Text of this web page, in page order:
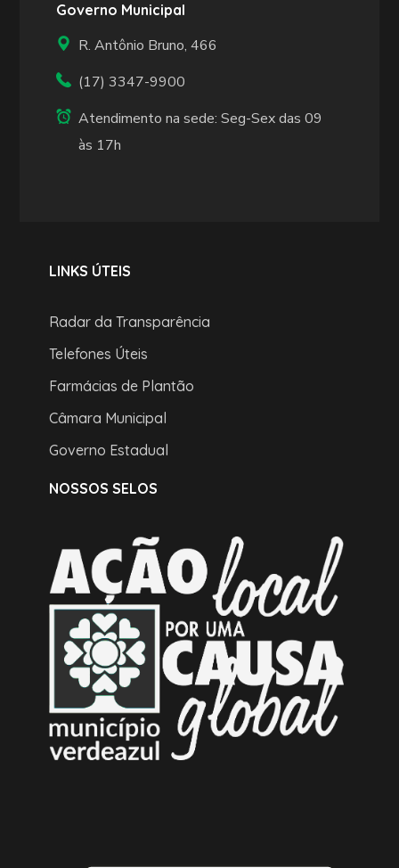
Governo Municipal
R. Antônio Bruno, 466
(17) 3347-9900
Atendimento na sede: Seg-Sex das 09
às 17h
LINKS ÚTEIS
Radar da Transparência
Telefones Úteis
Farmácias de Plantão
Câmara Municipal
Governo Estadual
NOSSOS SELOS